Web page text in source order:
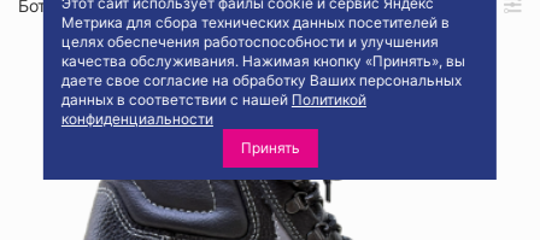
Метрика для сбора технических данных посетителей в
целях обеспечения работоспособности и улучшения
качества обслуживания. Нажимая кнопку «Принять», вы
даете свое согласие на обработку Ваших персональных
данных в соответствии с нашей Политикой
конфиденциальности
Принять
Бот196